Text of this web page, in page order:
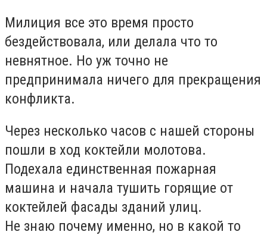
Милиция все это время просто
бездействовала, или делала что то
невнятное. Но уж точно не
предпринимала ничего для прекращения
конфликта.
Через несколько часов с нашей стороны
пошли в ход коктейли молотова.
Подехала единственная пожарная
машина и начала тушить горящие от
коктейлей фасады зданий улиц.
Не знаю почему именно, но в какой то